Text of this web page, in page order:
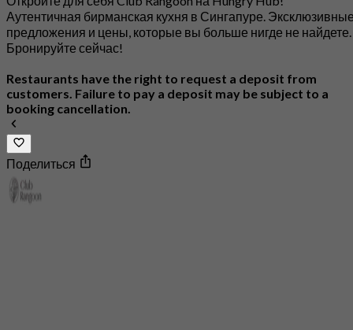
Аутентичная бирманская кухня в Сингапуре.
предложения и цены, которые вы больше нигде не найдете.
Бронируйте сейчас!
Restaurants have the right to request a deposit from
customers. Failure to pay a deposit may be subject to a
booking cancellation.
Поделиться